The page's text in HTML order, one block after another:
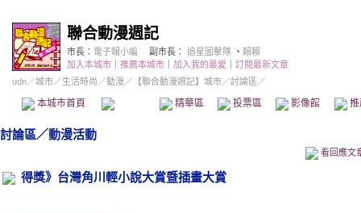
聯合動漫週記
市長： 電子報小編 副市長： 追星圖擊隊 、 賴賴
加入本城市
推薦本城市 加入我的最愛
訂閱最新文章
udn／城市／生活時尚 ／動漫 ／ 【聯合動漫週記】城市／討論區／
本城市首頁 精華區 投票區 影像館
討論區／動漫活動
看回應文
得獎》台灣角川輕小說大賞暨插畫大賞